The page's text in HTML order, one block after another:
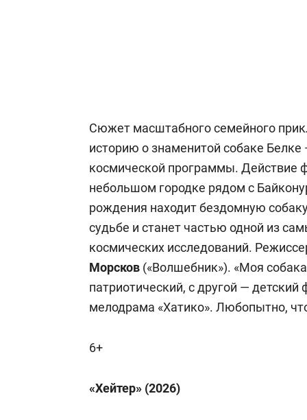
Сюжет масштабного семейного
историю о знаменитой собаке
космической программы. Действие
небольшом городке рядом с
рождения находит бездомную
судьбе и станет частью одной из
космических исследований.
Морсков («Волшебник»). «Моя
патриотический, с другой —
мелодрама «Хатико». Любопытно,
6+
«Хейтер» (2026)